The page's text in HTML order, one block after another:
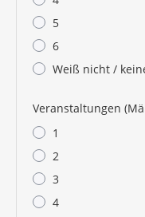
5
6
Weiß nicht /
Veranstaltungen
1
2
3
4